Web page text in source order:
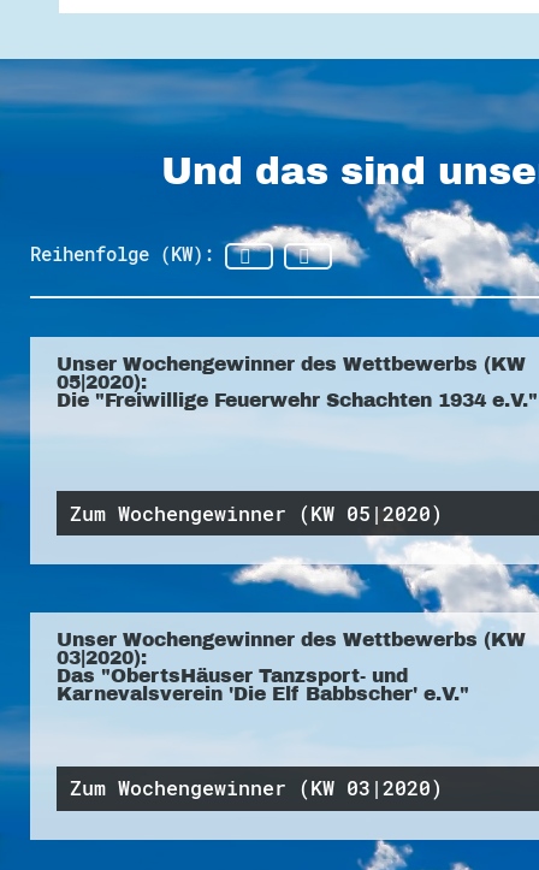
Und das sind
Reihenfolge (KW):
Unser Wochengewinner des Wettbewerbs (KW
05|2020):
Die "Freiwillige Feuerwehr Schachten 1934 e.V."
Zum Wochengewinner (KW 05|2020)
Unser Wochengewinner des Wettbewerbs (KW
03|2020):
Das "ObertsHäuser Tanzsport- und
Karnevalsverein 'Die Elf Babbscher' e.V."
Zum Wochengewinner (KW 03|2020)